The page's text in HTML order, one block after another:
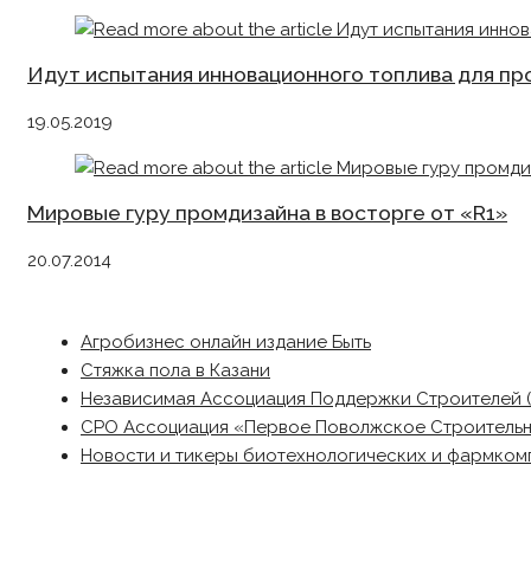
Идут испытания инновационного топлива для
19.05.2019
Мировые гуру промдизайна в восторге от «R1»
20.07.2014
Агробизнес онлайн издание Быть
Стяжка пола в Казани
Независимая Ассоциация Поддержки Строителей
СРО Ассоциация «Первое Поволжское
Новости и тикеры биотехнологических и